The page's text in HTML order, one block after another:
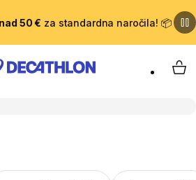
50 € za standardna naročila! 📦